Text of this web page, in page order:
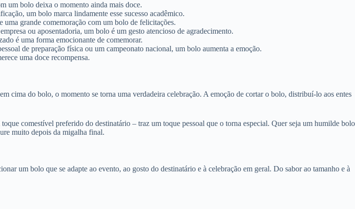
um bolo deixa o momento ainda mais doce.
um bolo marca lindamente esse sucesso acadêmico.
grande comemoração com um bolo de felicitações.
ou aposentadoria, um bolo é um gesto atencioso de agradecimento.
é uma forma emocionante de comemorar.
de preparação física ou um campeonato nacional, um bolo aumenta a emoção.
uma doce recompensa.
cima do bolo, o momento se torna uma verdadeira celebração. A emoção de cortar o bolo, distribuí-lo aos entes
comestível preferido do destinatário – traz um toque pessoal que o torna especial. Quer seja um humilde bolo
muito depois da migalha final.
um bolo que se adapte ao evento, ao gosto do destinatário e à celebração em geral. Do sabor ao tamanho e à